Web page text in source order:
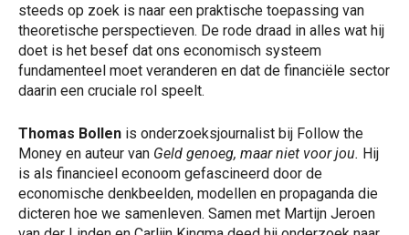
steeds op zoek is naar een praktische toepassing van
theoretische perspectieven. De rode draad in alles wat hij
doet is het besef dat ons economisch systeem
fundamenteel moet veranderen en dat de financiële sector
daarin een cruciale rol speelt.
Thomas Bollen is onderzoeksjournalist bij Follow the
Money en auteur van Geld genoeg, maar niet voor jou. Hij
is als financieel econoom gefascineerd door de
economische denkbeelden, modellen en propaganda die
dicteren hoe we samenleven. Samen met Martijn Jeroen